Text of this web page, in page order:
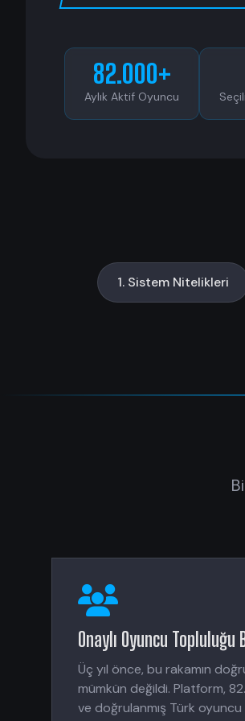
82.000+
Aylık Aktif Oyuncu
1. Sistem Nitelikleri
Onaylı Oyuncu Topluluğu
Üç yıl önce, bu rakamın
mümkün değildi. Platform,
ve doğrulanmış Türk oyuncu